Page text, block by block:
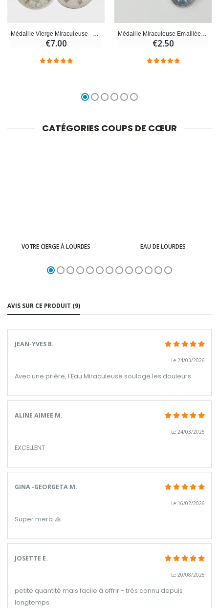
€7.00 €2.50
CATÉGORIES COUPS DE CŒUR
VOTRE CIERGE À LOURDES EAU DE LOURDES
AVIS SUR CE PRODUIT (9)
JEAN-YVES B.
Le 24/03/2026
Avec une prière, l'Eau Miraculeuse soulage les douleurs
ALINE AIMEE M.
Le 24/03/2026
EXCELLENT
GINA -GEORGETA M.
Le 16/02/2026
Super merci 🙏
JOSETTE E.
Le 20/08/2025
petite quantité mais facile à offrir - très connu depuis
longtemps